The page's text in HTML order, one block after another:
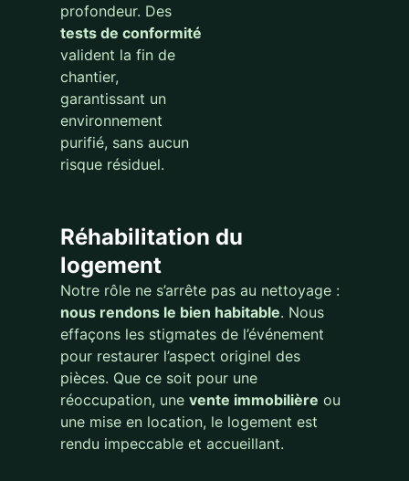
profondeur. Des
tests de conformité
valident la fin de
chantier,
garantissant un
environnement
purifié, sans aucun
risque résiduel.
Réhabilitation du
logement
Notre rôle ne s’arrête pas au nettoyage :
nous rendons le bien habitable. Nous
effaçons les stigmates de l’événement
pour restaurer l’aspect originel des
pièces. Que ce soit pour une
réoccupation, une vente immobilière ou
une mise en location, le logement est
rendu impeccable et accueillant.